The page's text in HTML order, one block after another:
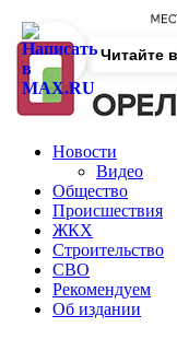
Новости
Видео
Общество
Происшествия
ЖКХ
Строительство
СВО
Рекомендуем
Об издании
Читайте